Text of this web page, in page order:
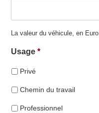
La valeur du véhicule, en Euro
Usage *
Privé
Chemin du travail
Professionnel